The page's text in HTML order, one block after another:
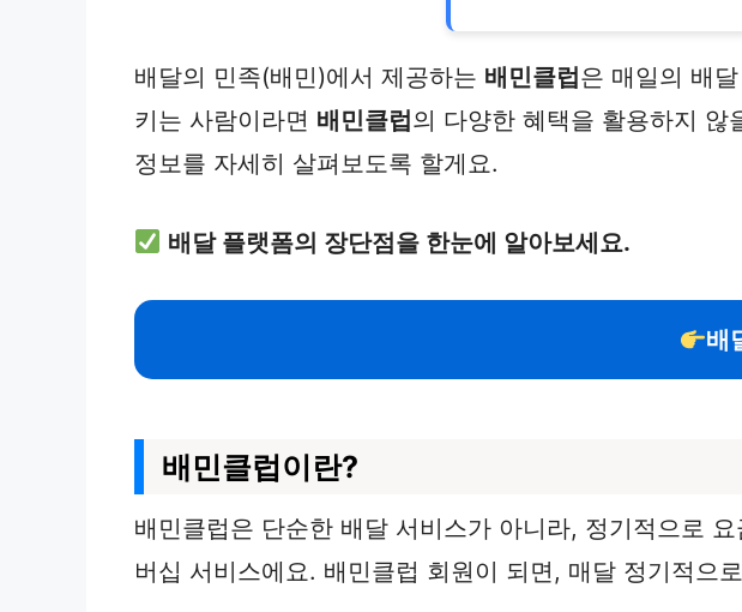
배달의 민족(배민)에서 제공하는 배민클럽은 매일의 배
키는 사람이라면 배민클럽의 다양한 혜택을 활용하지
정보를 자세히 살펴보도록 할게요.
배달 플랫폼의 장단점을 한눈에 알아보세요.
배
배민클럽이란?
배민클럽은 단순한 배달 서비스가 아니라, 정기적으로
버십 서비스에요. 배민클럽 회원이 되면, 매달 정기적으